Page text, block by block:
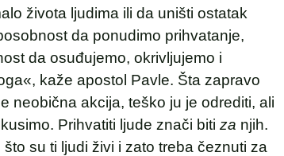
života ljudima ili da uništi ostatak
da ponudimo prihvatanje,
da osuđujemo, okrivljujemo i
kaže apostol Pavle. Šta zapravo
neobična akcija, teško ju je odrediti, ali
Prihvatiti ljude znači biti za njih.
su ti ljudi živi i zato treba čeznuti za